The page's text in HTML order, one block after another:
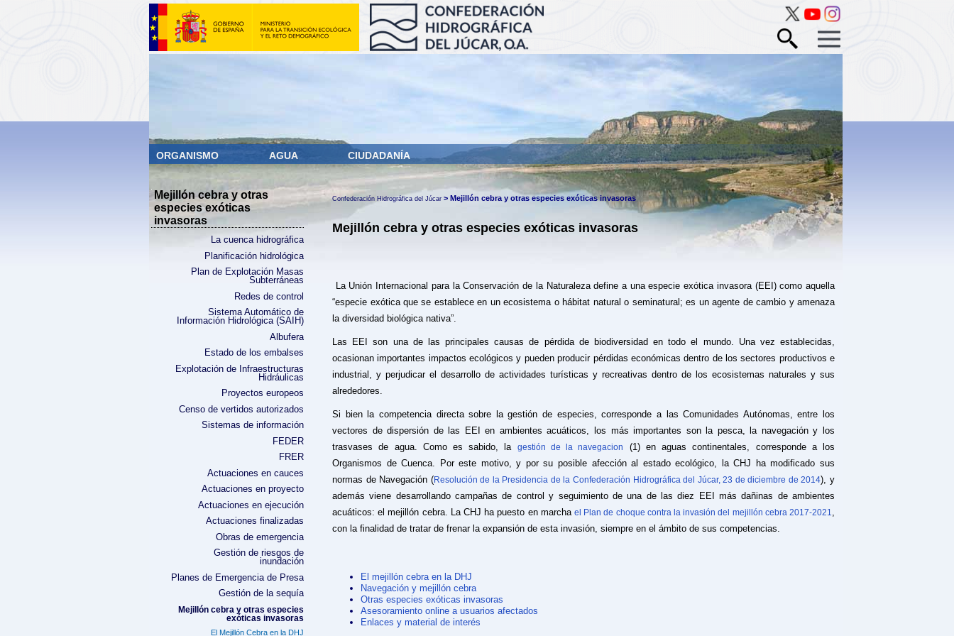
ORGANISMO AGUA CIUDADANÍA
Mejillón cebra y otras
especies exóticas
invasoras
La cuenca hidrográfica
Planificación hidrológica
Plan de Explotación Masas
Subterráneas
Redes de control
Sistema Automático de
Información Hidrológica (SAIH)
Albufera
Estado de los embalses
Explotación de Infraestructuras
Hidráulicas
Proyectos europeos
Censo de vertidos autorizados
Sistemas de información
FEDER
FRER
Actuaciones en cauces
Actuaciones en proyecto
Actuaciones en ejecución
Actuaciones finalizadas
Obras de emergencia
Gestión de riesgos de
inundación
Planes de Emergencia de Presa
Gestión de la sequía
Mejillón cebra y otras especies
exóticas invasoras
El Mejillón Cebra en la DHJ
Confederación Hidrográfica del Júcar > Mejillón cebra y otras especies exóticas invasoras
Mejillón cebra y otras especies exóticas invasoras
La Unión Internacional para la Conservación de la Naturaleza define a una especie exótica invasora (EEI) como aquella
“especie exótica que se establece en un ecosistema o hábitat natural o seminatural; es un agente de cambio y amenaza
la diversidad biológica nativa”.
Las EEI son una de las principales causas de pérdida de biodiversidad en todo el mundo. Una vez establecidas,
ocasionan importantes impactos ecológicos y pueden producir pérdidas económicas dentro de los sectores productivos e
industrial, y perjudicar el desarrollo de actividades turísticas y recreativas dentro de los ecosistemas naturales y sus
alrededores.
Si bien la competencia directa sobre la gestión de especies, corresponde a las Comunidades Autónomas, entre los
vectores de dispersión de las EEI en ambientes acuáticos, los más importantes son la pesca, la navegación y los
trasvases de agua. Como es sabido, la gestión de la navegacion
(1) en aguas continentales, corresponde a los
Organismos de Cuenca. Por este motivo, y por su posible afección al estado ecológico, la CHJ ha modificado sus
normas de Navegación (Resolución de la Presidencia de la Confederación Hidrográfica del Júcar, 23 de diciembre de 2014), y
además viene desarrollando campañas de control y seguimiento de una de las diez EEI más dañinas de ambientes
acuáticos: el mejillón cebra. La CHJ ha puesto en marchael Plan de choque contra la invasión del mejillón cebra 2017-2021,
con la finalidad de tratar de frenar la expansión de esta invasión, siempre en el ámbito de sus competencias.
El mejillón cebra en la DHJ
Navegación y mejillón cebra
Otras especies exóticas invasoras
Asesoramiento online a usuarios afectados
Enlaces y material de interés